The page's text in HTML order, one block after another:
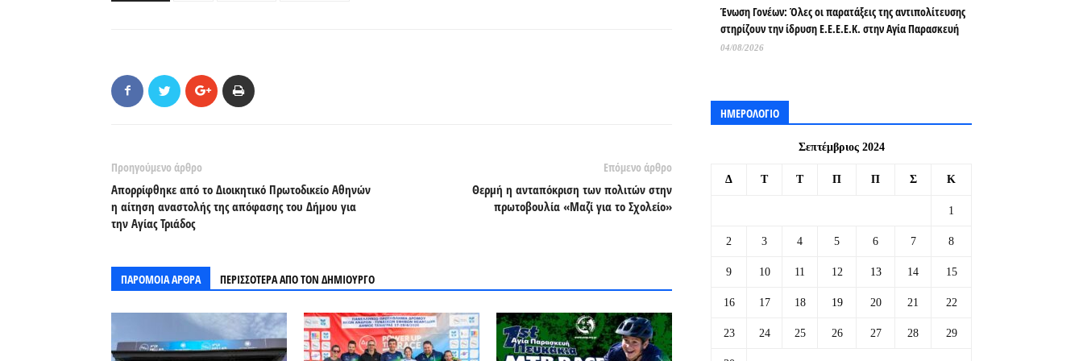
Προηγούμενο άρθρο
Απορρίφθηκε από το Διοικητικό Πρωτοδικείο Αθηνών
η αίτηση αναστολής της απόφασης του Δήμου για
την Αγίας Τριάδος
Επόμενο άρθρο
Θερμή η ανταπόκριση των πολιτών στην
πρωτοβουλία «Μαζί για το Σχολείο»
ΠΑΡΟΜΟΙΑ ΑΡΘΡΑ ΠΕΡΙΣΣΟΤΕΡΑ ΑΠΟ ΤΟΝ ΔΗΜΙΟΥΡΓΟ
Ένωση Γονέων: Όλες οι παρατάξεις της αντιπολίτευσης
στηρίζουν την ίδρυση Ε.Ε.Ε.Ε.Κ. στην Αγία Παρασκευή
04/08/2026
ΗΜΕΡΟΛΟΓΙΟ
Σεπτέμβριος 2024
Δ Τ Τ Π Π Σ Κ
1
2 3 4 5 6 7 8
9 10 11 12 13 14 15
16 17 18 19 20 21 22
23 24 25 26 27 28 29